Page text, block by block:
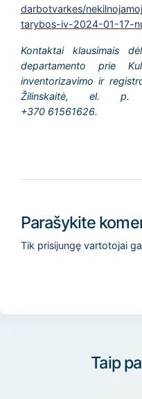
darbotvarkes/
tarybos-iv-2024-01-17-
Kontaktai klausimais
departamento prie
inventorizavimo ir
Žilinskaitė, el.
+370 61561626.
Parašykite
Tik prisijungęvartotojai
Taip